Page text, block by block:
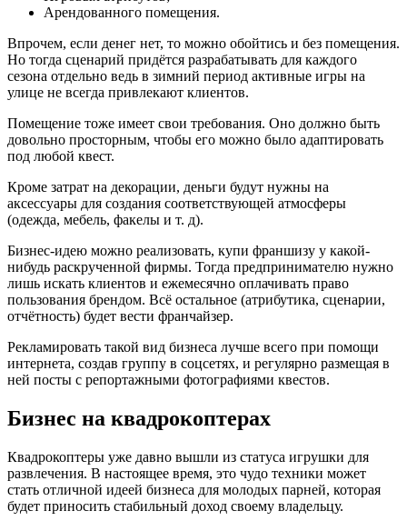
Арендованного помещения.
Впрочем, если денег нет, то можно обойтись и без помещения.
Но тогда сценарий придётся разрабатывать для каждого
сезона отдельно ведь в зимний период активные игры на
улице не всегда привлекают клиентов.
Помещение тоже имеет свои требования. Оно должно быть
довольно просторным, чтобы его можно было адаптировать
под любой квест.
Кроме затрат на декорации, деньги будут нужны на
аксессуары для создания соответствующей атмосферы
(одежда, мебель, факелы и т. д).
Бизнес-идею можно реализовать, купи франшизу у какой-
нибудь раскрученной фирмы. Тогда предпринимателю нужно
лишь искать клиентов и ежемесячно оплачивать право
пользования брендом. Всё остальное (атрибутика, сценарии,
отчётность) будет вести франчайзер.
Рекламировать такой вид бизнеса лучше всего при помощи
интернета, создав группу в соцсетях, и регулярно размещая в
ней посты с репортажными фотографиями квестов.
Бизнес на квадрокоптерах
Квадрокоптеры уже давно вышли из статуса игрушки для
развлечения. В настоящее время, это чудо техники может
стать отличной идеей бизнеса для молодых парней, которая
будет приносить стабильный доход своему владельцу.